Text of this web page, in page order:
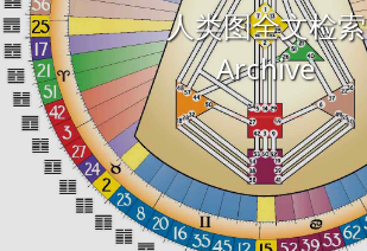
人类图全文检索
Archive